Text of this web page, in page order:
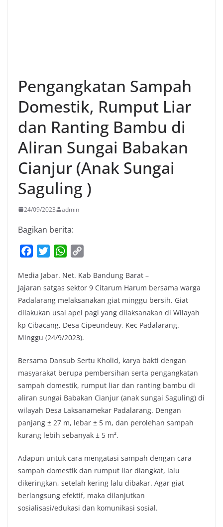
Pengangkatan Sampah
Domestik, Rumput Liar
dan Ranting Bambu di
Aliran Sungai Babakan
Cianjur (Anak Sungai
Saguling )
24/09/2023 admin
Bagikan berita:
c
e
b
o
o
k
i
t
t
e
r
W
a
t
s
A
p
p
p
y
L
i
n
Media Jabar. Net. Kab Bandung Barat –
Jajaran satgas sektor 9 Citarum Harum bersama warga
Padalarang melaksanakan giat minggu bersih. Giat
dilakukan usai apel pagi yang dilaksanakan di Wilayah
kp Cibacang, Desa Cipeundeuy, Kec Padalarang.
Minggu (24/9/2023).
Bersama Dansub Sertu Kholid, karya bakti dengan
masyarakat berupa pembersihan serta pengangkatan
sampah domestik, rumput liar dan ranting bambu di
aliran sungai Babakan Cianjur (anak sungai Saguling) di
wilayah Desa Laksanamekar Padalarang. Dengan
panjang ± 27 m, lebar ± 5 m, dan perolehan sampah
kurang lebih sebanyak ± 5 m².
Adapun untuk cara mengatasi sampah dengan cara
sampah domestik dan rumput liar diangkat, lalu
dikeringkan, setelah kering lalu dibakar. Agar giat
berlangsung efektif, maka dilanjutkan
sosialisasi/edukasi dan komunikasi sosial.